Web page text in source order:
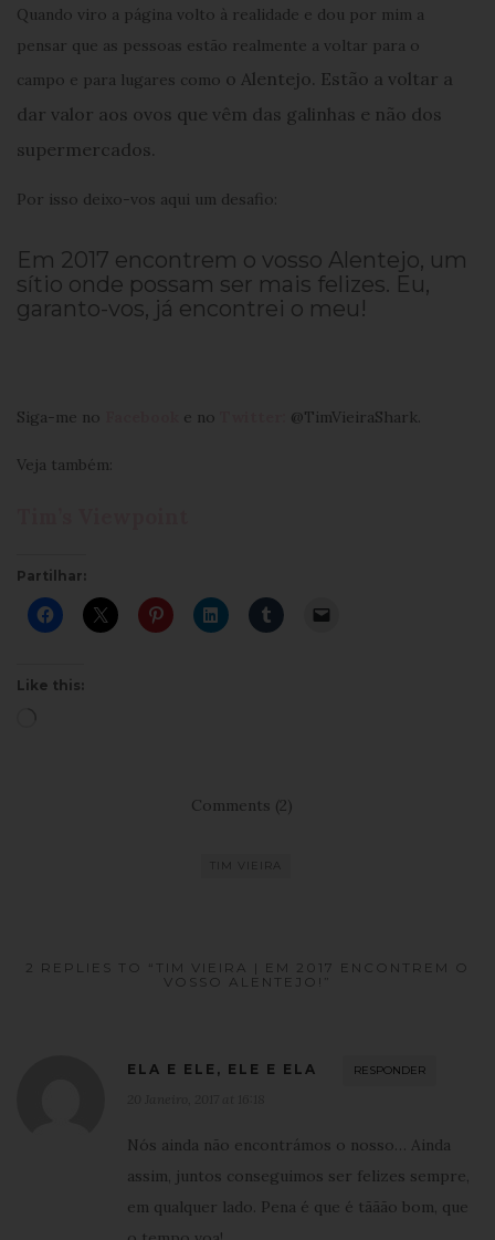
Quando viro a página volto à realidade e dou por mim a
pensar que as pessoas estão realmente a voltar para o
campo e para lugares como o Alentejo. Estão a voltar a
dar valor aos ovos que vêm das galinhas e não dos
supermercados.
Por isso deixo-vos aqui um desafio:
Em 2017 encontrem o vosso Alentejo, um
sítio onde possam ser mais felizes. Eu,
garanto-vos, já encontrei o meu!
Siga-me no e no @TimVieiraShark.
Veja também:
Partilhar:
Like this:
Comments (2)
TIM VIEIRA
2 REPLIES TO “TIM VIEIRA | EM 2017 ENCONTREM O
VOSSO ALENTEJO!”
ELA E ELE, ELE E ELA RESPONDER
Nós ainda não encontrámos o nosso… Ainda
assim, juntos conseguimos ser felizes sempre,
em qualquer lado. Pena é que é tããão bom, que